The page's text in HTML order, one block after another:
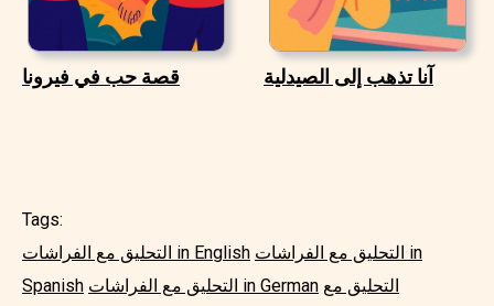
قصة حب في فيرونا آنا تذهب إلى الصيدلية
Tags:
التحليق مع الفراشات in English التحليق مع الفراشات in
Spanish
التحليق مع الفراشات in German التحليق مع